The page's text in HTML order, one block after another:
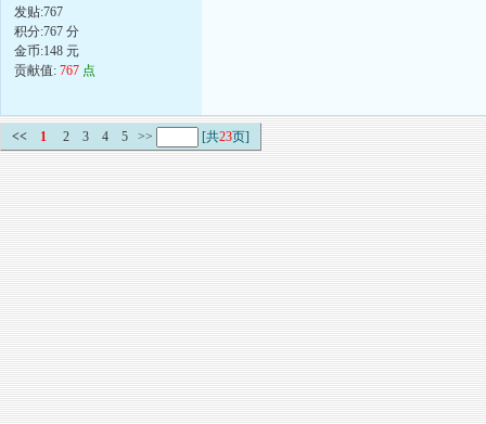
发贴:767
积分:767 分
金币:148 元
贡献值: 767 点
<< 1 2 3 4 5 >> [共23页]